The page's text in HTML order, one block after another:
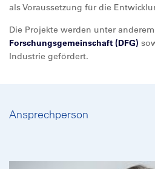
als Voraussetzung für die
Die Projekte werden unter
Forschungsgemeinschaft (DFG)
Industrie gefördert.
Ansprechperson